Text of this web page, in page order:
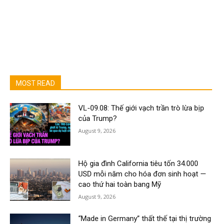
MOST READ
VL-09.08: Thế giới vạch trần trò lừa bịp
của Trump?
August 9, 2026
Hộ gia đình California tiêu tốn 34.000
USD mỗi năm cho hóa đơn sinh hoạt —
cao thứ hai toàn bang Mỹ
August 9, 2026
“Made in Germany” thất thế tại thị trường